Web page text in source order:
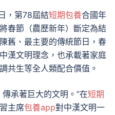
，第78屆結短期包養合國年
春節（農歷新年）斷定為結
舊、最主要的傳統節日，春
漢文明理念，也承載著家庭
共生等全人類配合價值。
承著巨大的文明。”在短期
主席包養app對中漢文明一